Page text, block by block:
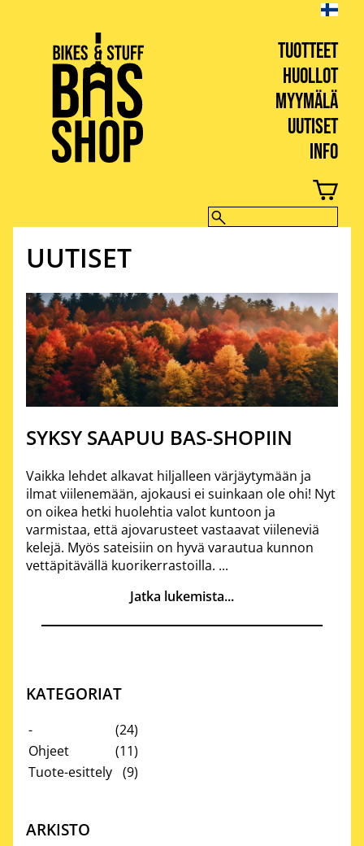
TUOTTEET
HUOLLOT
MYYMÄLÄ
UUTISET
INFO
BIKES & STUFF
UUTISET
SYKSY SAAPUU BAS-SHOPIIN
Vaikka lehdet alkavat hiljalleen värjäytymään ja
ilmat viilenemään, ajokausi ei suinkaan ole ohi! Nyt
on oikea hetki huolehtia valot kuntoon ja
varmistaa, että ajovarusteet vastaavat viileneviä
kelejä. Myös sateisiin on hyvä varautua kunnon
vettäpitävällä kuorikerrastoilla. ...
Jatka lukemista...
KATEGORIAT
-
(24)
Ohjeet
(11)
Tuote-esittely (9)
ARKISTO